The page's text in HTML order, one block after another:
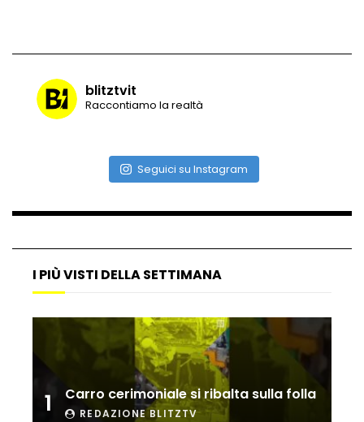
#snow
Atterraggio di emergenza tra le auto:
Ucraina, ecco come gli F16 intercettano
i droni russi
blitztvit
Raccontiamo la realtà
Seguici su Instagram
I PIÙ VISTI DELLA SETTIMANA
1 Carro cerimoniale si ribalta sulla folla
REDAZIONE BLITZTV